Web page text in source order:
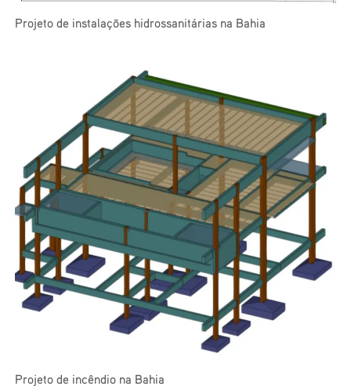
Projeto de instalações hidrossanitárias na Bahia
Projeto de incêndio na Bahia